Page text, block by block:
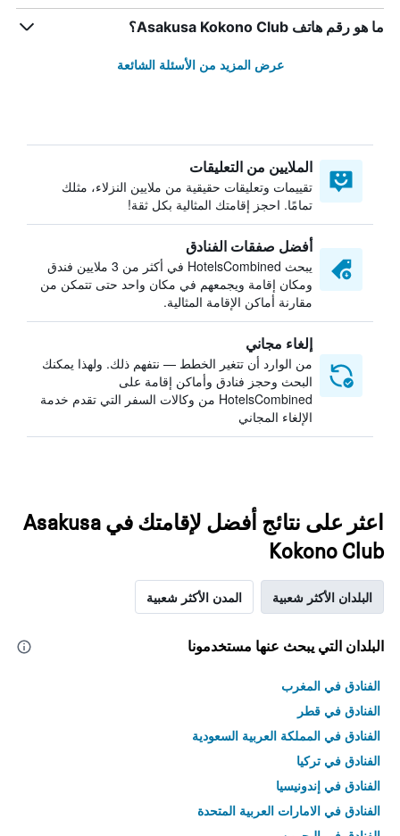
ما هو رقم هاتف Asakusa Kokono Club؟
عرض المزيد من الأسئلة الشائعة
الملايين من التعليقات
تقييمات وتعليقات حقيقية من ملايين النزلاء، مثلك
تمامًا. احجز إقامتك المثالية بكل ثقة!
أفضل صفقات الفنادق
يبحث HotelsCombined في أكثر من 3 ملايين فندق
ومكان إقامة ويجمعهم في مكان واحد حتى تتمكن من
مقارنة أماكن الإقامة المثالية.
إلغاء مجاني
من الوارد أن تتغير الخطط — نتفهم ذلك. ولهذا يمكنك
البحث وحجز فنادق وأماكن إقامة على
HotelsCombined من وكالات السفر التي تقدم خدمة
الإلغاء المجاني
اعثر على نتائج أفضل لإقامتك في Asakusa
Kokono Club
البلدان الأكثر شعبية المدن الأكثر شعبية
البلدان التي يبحث عنها مستخدمونا
الفنادق في المغرب
الفنادق في قطر
الفنادق في المملكة العربية السعودية
الفنادق في تركيا
الفنادق في إندونيسيا
الفنادق في الامارات العربية المتحدة